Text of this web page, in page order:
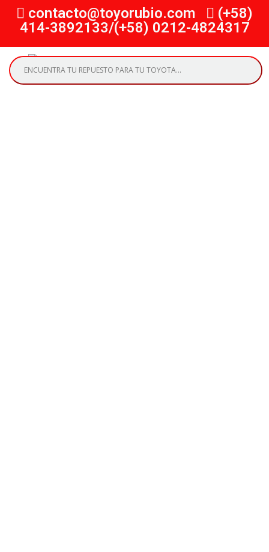
contacto@toyorubio.com
(+58)
414-3892133/(+58) 0212-4824317